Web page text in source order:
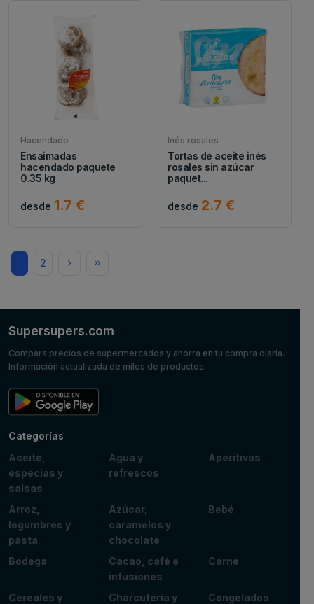
Hacendado
Ensaimadas
hacendado paquete
0.35 kg
desde 1.7 €
Inés rosales
Tortas de aceite inés
rosales sin azúcar
paquet...
desde 2.7 €
2
Supersupers.com
Compara precios de supermercados y ahorra en tu compra diaria.
Información actualizada de miles de productos.
Categorías
Aceite,
especias y
salsas
Agua y
refrescos
Aperitivos
Arroz,
legumbres y
pasta
Azúcar,
caramelos y
chocolate
Bebé
Bodega
Cacao, café e
infusiones
Carne
Cereales y
Charcutería y
Congelados